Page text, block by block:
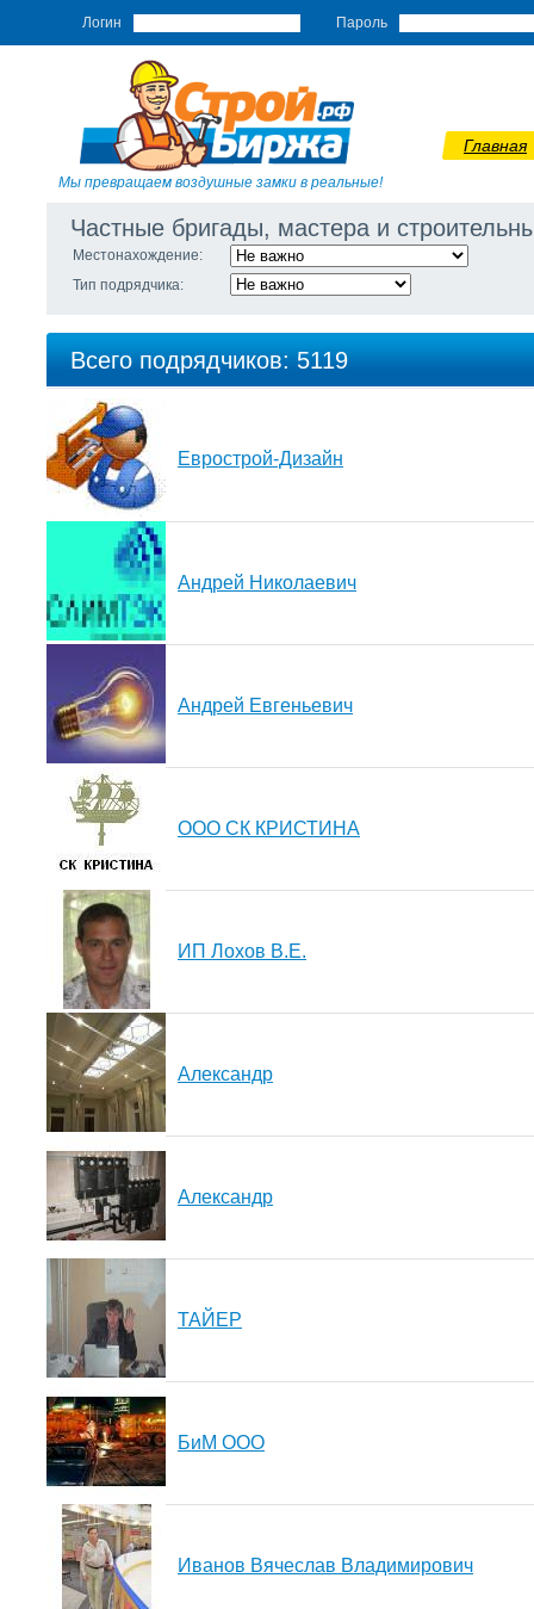
Логин Пароль
Мы превращаем воздушные замки в реальные!
Главная
Частные бригады, мастера и
Местонахождение:
Тип подрядчика:
Всего подрядчиков: 5119
Еврострой-Дизайн
Андрей Николаевич
Андрей Евгеньевич
ООО СК КРИСТИНА
ИП Лохов В.Е.
Александр
Александр
ТАЙЕР
БиМ ООО
Иванов Вячеслав Владимирович